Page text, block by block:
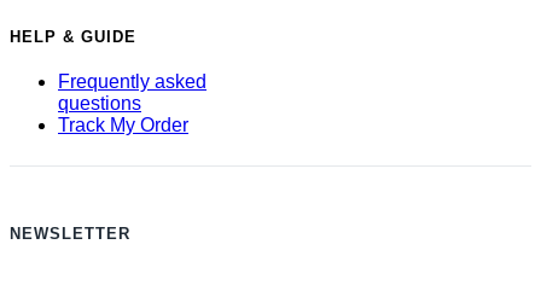
HELP & GUIDE
Frequently asked
questions
Track My Order
NEWSLETTER